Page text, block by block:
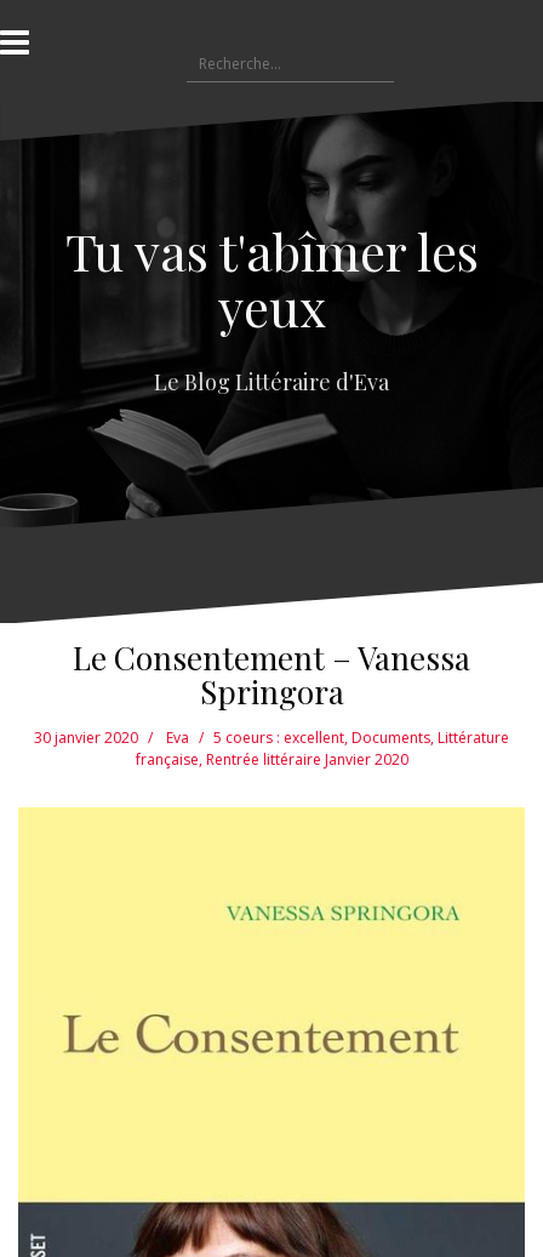
l
a
e
e
Tu vas t'abîmer les
yeux
Le Blog Littéraire d'Eva
Le Consentement – Vanessa
Springora
30 janvier 2020 Eva 5 coeurs : excellent,Documents,Littérature
française,Rentrée littéraire Janvier 2020